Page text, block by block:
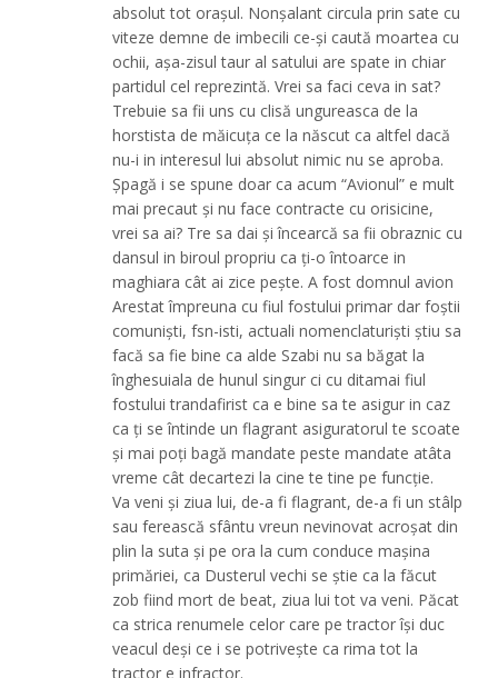
absolut tot orașul. Nonșalant circula prin sate cu
viteze demne de imbecili ce-și caută moartea cu
ochii, așa-zisul taur al satului are spate in chiar
partidul cel reprezintă. Vrei sa faci ceva in sat?
Trebuie sa fii uns cu clisă ungureasca de la
horstista de măicuța ce la născut ca altfel dacă
nu-i in interesul lui absolut nimic nu se aproba.
Șpagă i se spune doar ca acum “Avionul” e mult
mai precaut și nu face contracte cu orisicine,
vrei sa ai? Tre sa dai și încearcă sa fii obraznic cu
dansul in biroul propriu ca ți-o întoarce in
maghiara cât ai zice pește. A fost domnul avion
Arestat împreuna cu fiul fostului primar dar foștii
comuniști, fsn-isti, actuali nomenclaturiști știu sa
facă sa fie bine ca alde Szabi nu sa băgat la
înghesuiala de hunul singur ci cu ditamai fiul
fostului trandafirist ca e bine sa te asigur in caz
ca ți se întinde un flagrant asiguratorul te scoate
și mai poți bagă mandate peste mandate atâta
vreme cât decartezi la cine te tine pe funcție.
Va veni și ziua lui, de-a fi flagrant, de-a fi un stâlp
sau ferească sfântu vreun nevinovat acroșat din
plin la suta și pe ora la cum conduce mașina
primăriei, ca Dusterul vechi se știe ca la făcut
zob fiind mort de beat, ziua lui tot va veni. Păcat
ca strica renumele celor care pe tractor își duc
veacul deși ce i se potrivește ca rima tot la
tractor e infractor.